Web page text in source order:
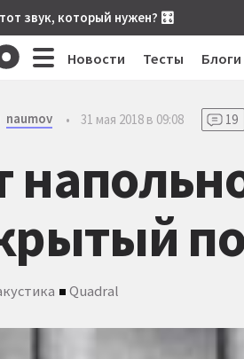
тот звук, который нужен? 🎛
Новости Тесты Блоги
naumov • 31 мая 2018 в 09:08 19
Quadral